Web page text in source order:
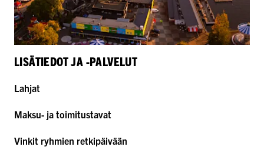
LISÄTIEDOT JA -PALVELUT
Lahjat
Maksu- ja toimitustavat
Vinkit ryhmien retkipäivään